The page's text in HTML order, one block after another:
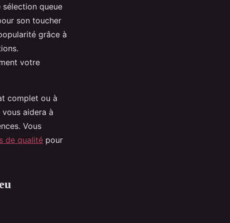
queue
son toucher
grâce à
votre
complet ou à
aidera à
Vous
de qualité pour